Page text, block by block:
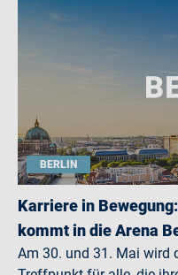
BERLIN
Karriere in
kommt in die Arena
Am 30. und 31. Mai wird